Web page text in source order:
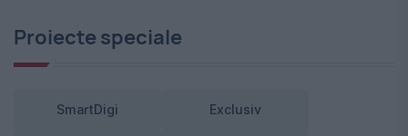
Proiecte speciale
SmartDigi Exclusiv